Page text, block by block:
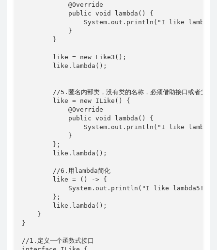
            @Override
            public void lambda() {
System.out.println("I like
            }
        }
        like = new Like3();
        like.lambda();
        //5.匿名内部类，没有类的名称，必须借助接口或者父类
        like = new ILike() {
            @Override
            public void lambda() {
System.out.println("I like
            }
        };
        like.lambda();
        //6.用lambda简化
        like = () -> {
            System.out.println("I like lambda5!");
        };
        like.lambda();
    }
}
//1.定义一个函数式接口